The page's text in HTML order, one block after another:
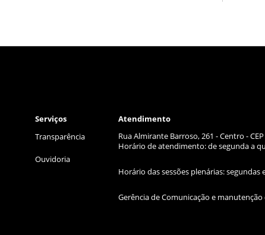
Serviços
Atendimento
Transparência
Ouvidoria
Rua Almirante Barroso, 261 - Centro -
Horário de atendimento: de segunda a
Horário das sessões plenárias: segundas
Gerência de Comunicação e manutenção